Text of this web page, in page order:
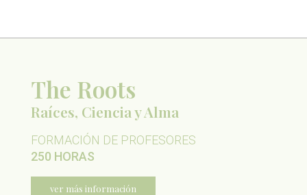
The Roots
Raíces, Ciencia y Alma
FORMACIÓN DE PROFESORES
250 HORAS
ver más información